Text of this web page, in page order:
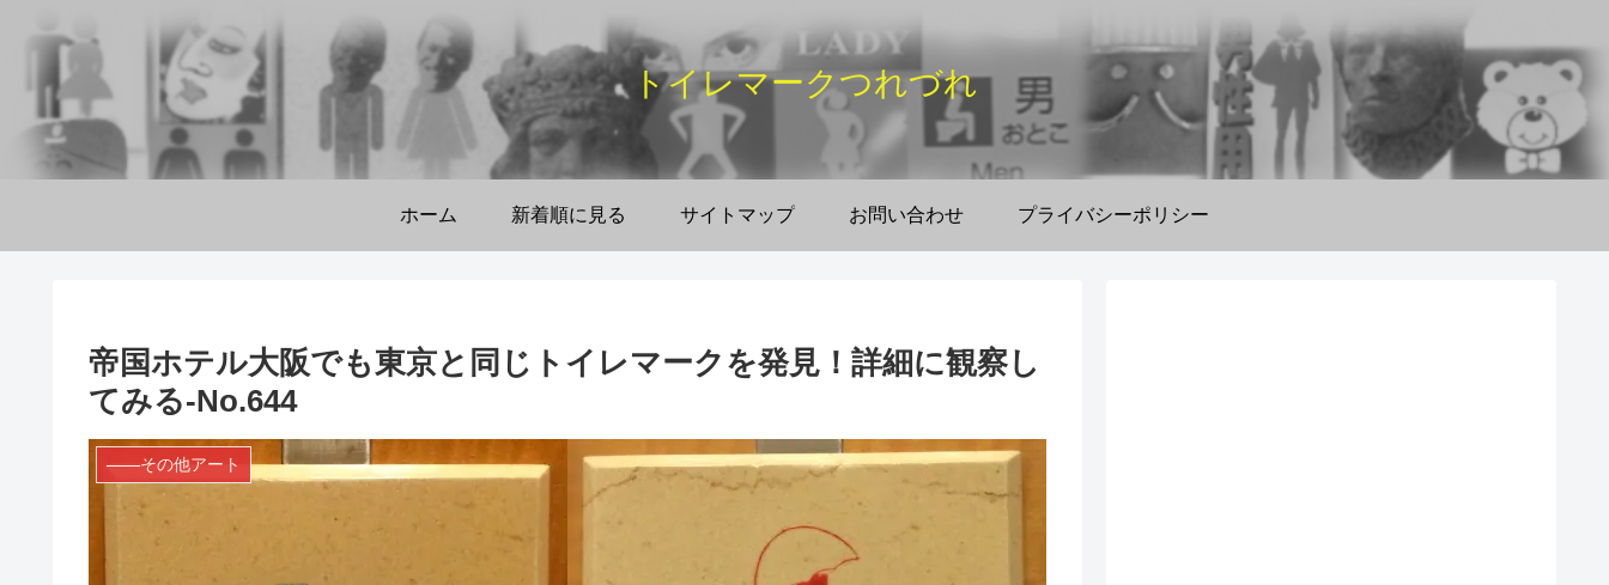
トイレマークつれづれ
ホーム 新着順に見る サイトマップ お問い合わせ プライバシーポリシー
帝国ホテル大阪でも東京と同じトイレマークを発見！詳細に観察し
てみる‐No.644
――その他アート